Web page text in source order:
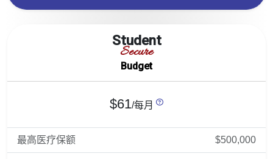
Student
Secure
Budget
$61/每月
最高医疗保额 $500,000